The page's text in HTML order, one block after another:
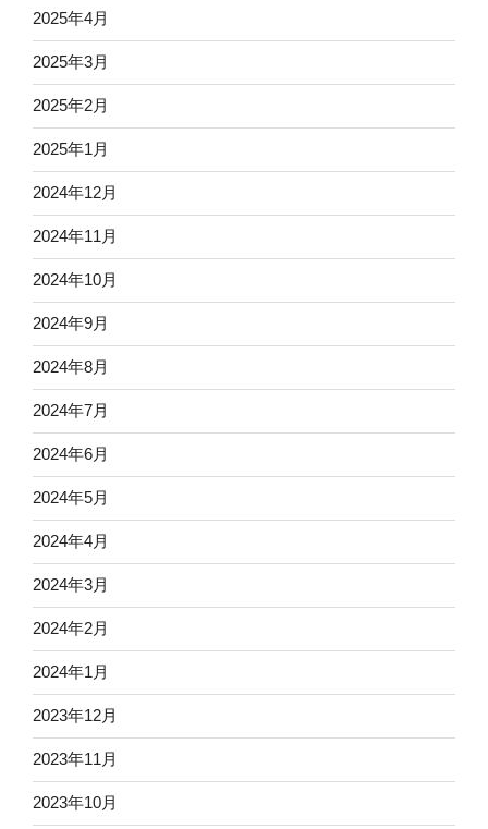
2025年4月
2025年3月
2025年2月
2025年1月
2024年12月
2024年11月
2024年10月
2024年9月
2024年8月
2024年7月
2024年6月
2024年5月
2024年4月
2024年3月
2024年2月
2024年1月
2023年12月
2023年11月
2023年10月